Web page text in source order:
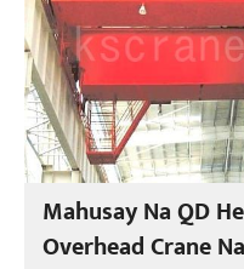
Mahusay Na QD
Overhead Crane